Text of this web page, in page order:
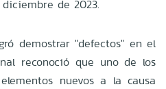
de 2023.
demostrar "defectos" en el
reconoció que uno de los
nuevos a la causa